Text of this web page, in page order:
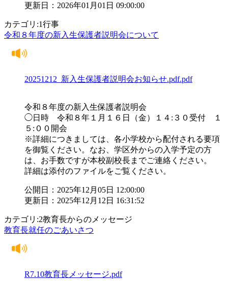
更新日：2026年01月01日 09:00:00
カテゴリ:1行事
令和８年度の新入生保護者説明会について
20251212_新入生保護者説明会お知らせ.pdf.pdf
令和８年度の新入生保護者説明会
◯日時 令和８年１月１６日（金）１４:３０受付 １
５:００開会
※詳細につきましては、各小学校から配付される要項
を御覧ください。なお、学区外からの入学予定の方
は、お手数ですが本校副校長までご連絡ください。
詳細は添付のファイルをご覧ください。
公開日：2025年12月05日 12:00:00
更新日：2025年12月12日 16:31:52
カテゴリ:2教育長からのメッセージ
教育長就任のごあいさつ
R7.10教育長メッセージ.pdf